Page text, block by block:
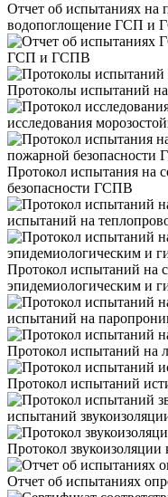
Отчет об испытаниях на
водопоглощение ГСП и
ГСП и ГСПВ
Протоколы испытаний
исследования
Протокол испытания на
безопасности ГСПВ
испытаний на
Протокол испытаний на
эпидемиологическим и
испытаний на
Протокол испытаний на
Протокол испытаний
испытаний
Протокол
Отчет об испытаниях